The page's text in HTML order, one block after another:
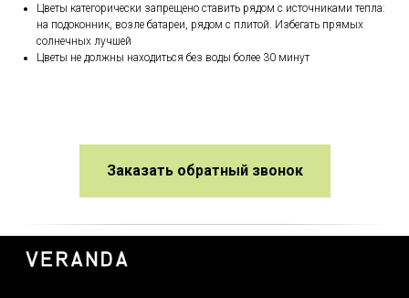
Цветы категорически запрещено ставить рядом с источниками тепла:
на подоконник, возле батареи, рядом с плитой. Избегать прямых
солнечных лучшей
Цветы не должны находиться без воды более 30 минут
Заказать обратный звонок